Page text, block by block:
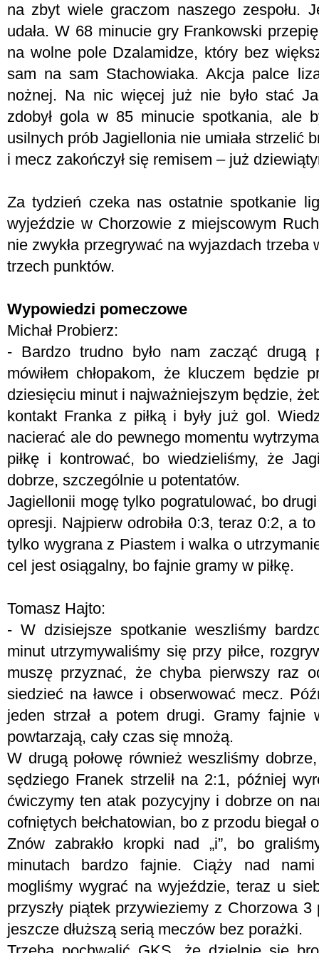
na zbyt wiele graczom naszego zespołu.
udała. W 68 minucie gry Frankowski
na wolne pole Dzalamidze, który bez
sam na sam Stachowiaka. Akcja palce
nożnej. Na nic więcej już nie było stać
zdobył gola w 85 minucie spotkania, ale
usilnych prób Jagiellonia nie umiała strzelić
i mecz zakończył się remisem – już
Za tydzień czeka nas ostatnie spotkanie
wyjeździe w Chorzowie z miejscowym
nie zwykła przegrywać na wyjazdach
trzech punktów.
Wypowiedzi pomeczowe
Michał Probierz:
- Bardzo trudno było nam zacząć drugą
mówiłem chłopakom, że kluczem będzie
dziesięciu minut i najważniejszym będzie,
kontakt Franka z piłką i były już gol.
nacierać ale do pewnego momentu
piłkę i kontrować, bo wiedzieliśmy, że
dobrze, szczególnie u potentatów.
Jagiellonii mogę tylko pogratulować, bo
opresji. Najpierw odrobiła 0:3, teraz 0:2, a
tylko wygrana z Piastem i walka o
cel jest osiągalny, bo fajnie gramy w piłkę.
Tomasz Hajto:
- W dzisiejsze spotkanie weszliśmy
minut utrzymywaliśmy się przy piłce,
muszę przyznać, że chyba pierwszy raz
siedzieć na ławce i obserwować mecz.
jeden strzał a potem drugi. Gramy fajnie
powtarzają, cały czas się mnożą.
W drugą połowę również weszliśmy
sędziego Franek strzelił na 2:1, później
ćwiczymy ten atak pozycyjny i dobrze on
cofniętych bełchatowian, bo z przodu biegał
Znów zabrakło kropki nad „i”, bo
minutach bardzo fajnie. Ciąży nad
mogliśmy wygrać na wyjeździe, teraz u
przyszły piątek przywieziemy z Chorzowa
jeszcze dłuższą serią meczów bez porażki.